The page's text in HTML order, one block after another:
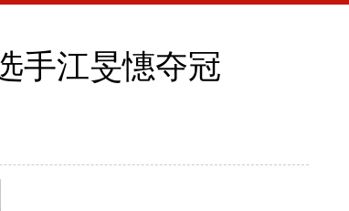
手江旻憓夺冠